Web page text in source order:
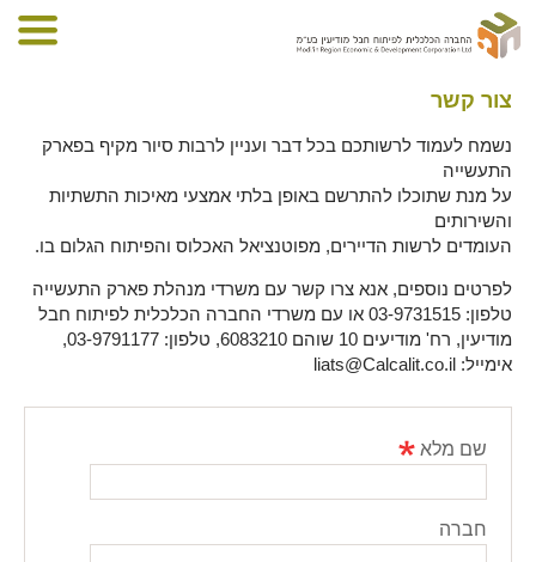
צור קשר
נשמח לעמוד לרשותכם בכל דבר ועניין לרבות סיור מקיף בפארק
התעשייה
על מנת שתוכלו להתרשם באופן בלתי אמצעי מאיכות התשתיות
והשירותים
העומדים לרשות הדיירים, מפוטנציאל האכלוס והפיתוח הגלום בו.
לפרטים נוספים, אנא צרו קשר עם משרדי מנהלת פארק התעשייה
טלפון: 03-9731515 או עם משרדי החברה הכלכלית לפיתוח חבל
מודיעין, רח' מודיעים 10 שוהם 6083210, טלפון: 03-9791177,
אימייל: liats@Calcalit.co.il
שם מלא
חברה